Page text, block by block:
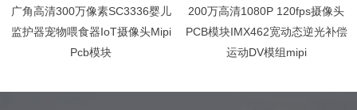
广角高清300万像素SC3336婴儿
监护器宠物喂食器IoT摄像头Mipi
Pcb模块
200万高清1080P 120fps摄像头
PCB模块IMX462宽动态逆光补偿
运动DV模组mipi